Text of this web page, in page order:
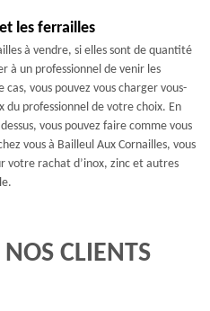
les ferrailles
à vendre, si elles sont de quantité
à un professionnel de venir les
cas, vous pouvez vous charger vous-
du professionnel de votre choix. En
vous pouvez faire comme vous
vous à Bailleul Aux Cornailles, vous
votre rachat d’inox, zinc et autres
CLIENTS